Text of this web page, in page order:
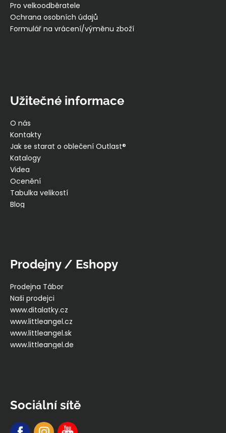
Pro velkoodběratele
Ochrana osobních údajů
Formulář na vrácení/výměnu zboží
Užitečné informace
O nás
Kontakty
Jak se starat o oblečení Outlast®
Katalogy
Videa
Ocenění
Tabulka velikostí
Blog
Prodejny / Eshopy
Prodejna Tábor
Naši prodejci
www.ditalatky.cz
www.littleangel.cz
www.littleangel.sk
www.littleangel.de
Sociální sítě